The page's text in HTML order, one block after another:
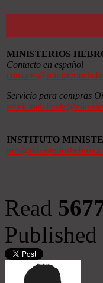
MINISTERIOS
Contacto en español
Servicio para compras
INSTITUTO
Read
Published